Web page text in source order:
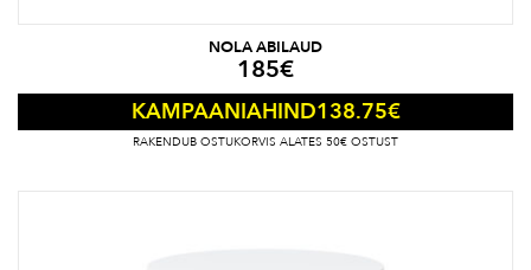
NOLA ABILAUD
185€
KAMPAANIAHIND138.75€
RAKENDUB OSTUKORVIS ALATES 50€ OSTUST